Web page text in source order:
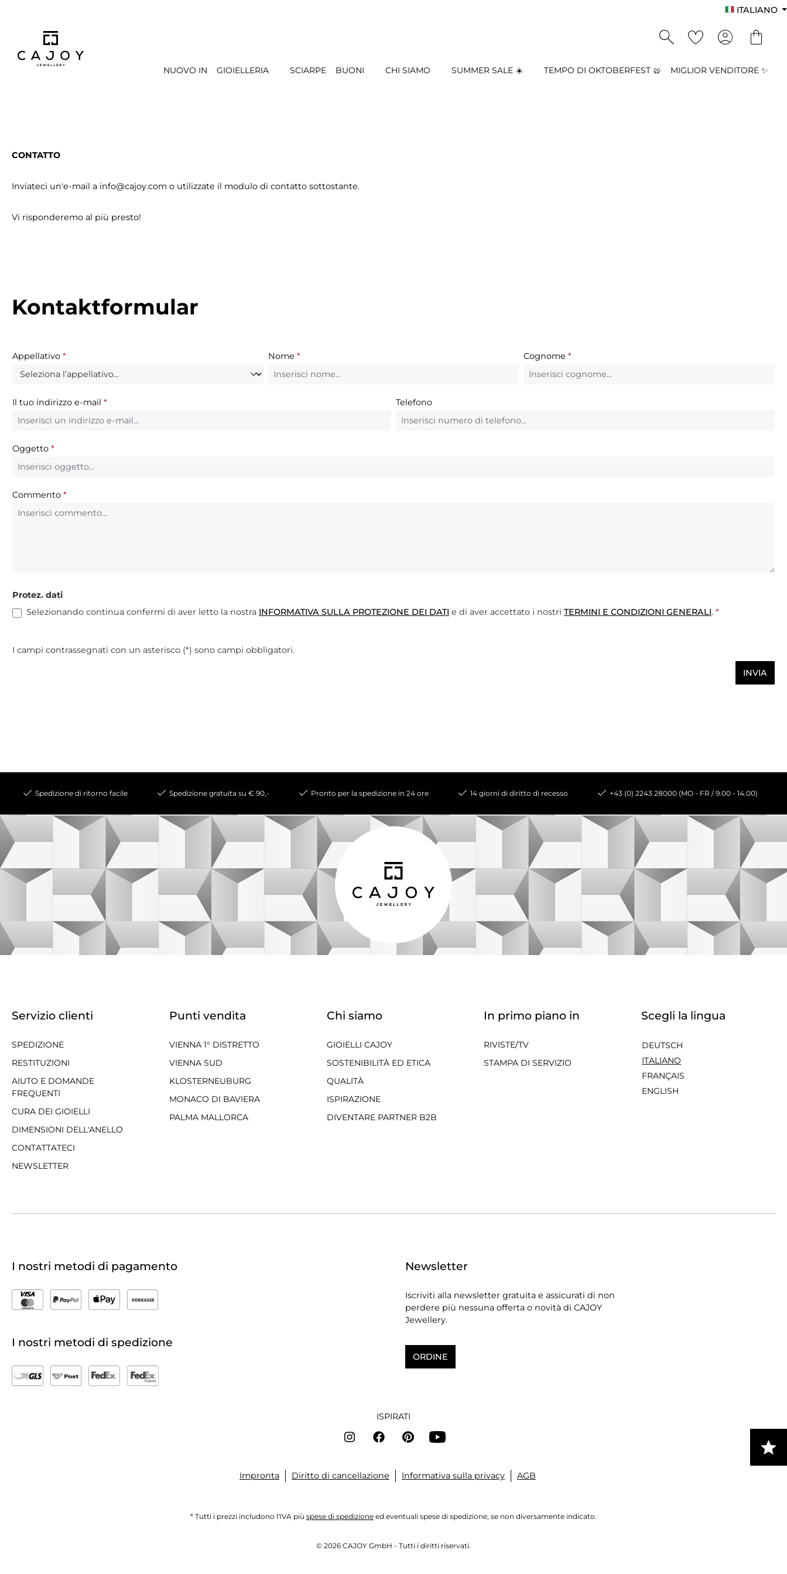
ITALIANO
NUOVO IN GIOIELLERIA SCIARPE BUONI CHI SIAMO SUMMER SALE ☀️ TEMPO DI OKTOBERFEST 🥨 MIGLIOR VENDITORE ✨
CONTATTO
Inviateci un'e-mail a info@cajoy.com o utilizzate il modulo di contatto sottostante.
Vi risponderemo al più presto!
Kontaktformular
Appellativo * Nome * Cognome*
Il tuo indirizzo e-mail * Telefono
Oggetto *
Commento *
Protez. dati
Selezionando continua confermi di aver letto la nostra INFORMATIVA SULLA PROTEZIONE DEI DATI e di aver accettato i nostri TERMINI E CONDIZIONI GENERALI. *
I campi contrassegnati con un asterisco (*) sono campi obbligatori.
INVIA
Spedizione di ritorno facile Spedizione gratuita su € 90,- Pronto per la spedizione in 24 ore 14 giorni di diritto di recesso +43 (0) 2243 28000 (MO - FR / 9.00 - 14.00)
Servizio clienti
SPEDIZIONE
RESTITUZIONI
AIUTO E DOMANDE
FREQUENTI
CURA DEI GIOIELLI
DIMENSIONI DELL'ANELLO
CONTATTATECI
NEWSLETTER
Punti vendita
VIENNA 1° DISTRETTO
VIENNA SUD
KLOSTERNEUBURG
MONACO DI BAVIERA
PALMA MALLORCA
Chi siamo
GIOIELLI CAJOY
SOSTENIBILITÀ ED ETICA
QUALITÀ
ISPIRAZIONE
DIVENTARE PARTNER B2B
In primo piano in
RIVISTE/TV
STAMPA DI SERVIZIO
Scegli la lingua
DEUTSCH
ITALIANO
FRANÇAIS
ENGLISH
I nostri metodi di pagamento
I nostri metodi di spedizione
Newsletter
Iscriviti alla newsletter gratuita e assicurati di non
perdere più nessuna offerta o novità di CAJOY
Jewellery.
ORDINE
ISPIRATI
Impronta Diritto di cancellazione Informativa sulla privacy AGB
* Tutti i prezzi includono l'IVA più spese di spedizione ed eventuali spese di spedizione, se non diversamente indicato.
© 2026 CAJOY GmbH - Tutti i diritti riservati.